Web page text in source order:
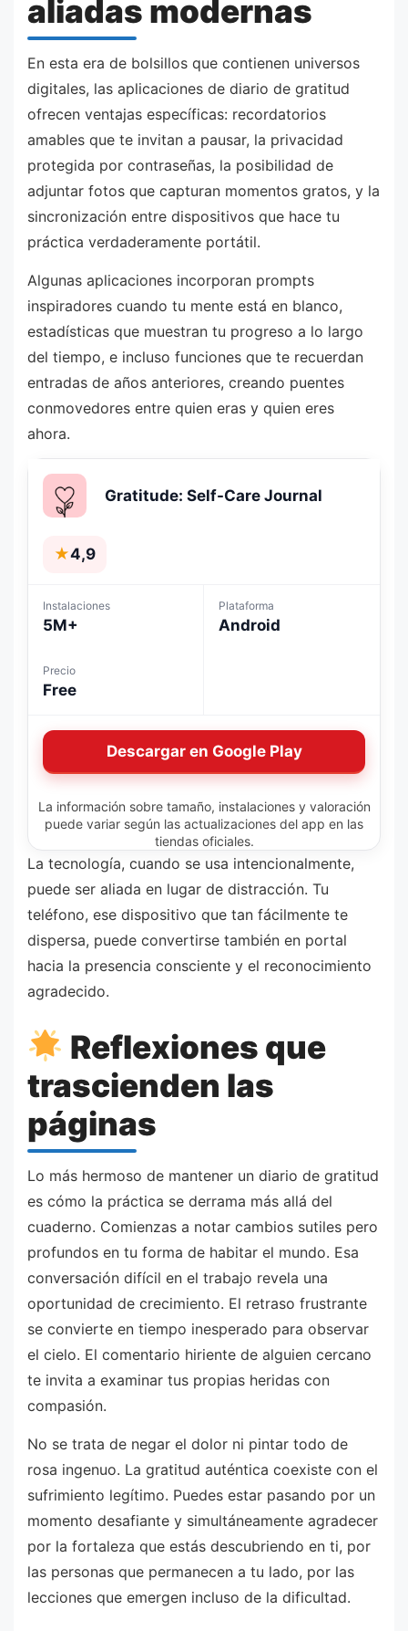
aliadas modernas
En esta era de bolsillos que contienen universos
digitales, las aplicaciones de diario de gratitud
ofrecen ventajas específicas: recordatorios
amables que te invitan a pausar, la privacidad
protegida por contraseñas, la posibilidad de
adjuntar fotos que capturan momentos gratos, y la
sincronización entre dispositivos que hace tu
práctica verdaderamente portátil.
Algunas aplicaciones incorporan prompts
inspiradores cuando tu mente está en blanco,
estadísticas que muestran tu progreso a lo largo
del tiempo, e incluso funciones que te recuerdan
entradas de años anteriores, creando puentes
conmovedores entre quien eras y quien eres
ahora.
Gratitude: Self-Care Journal
★4,9
Instalaciones
5M+
Plataforma
Android
Precio
Free
Descargar en Google Play
La información sobre tamaño, instalaciones y valoración
puede variar según las actualizaciones del app en las
tiendas oficiales.
La tecnología, cuando se usa intencionalmente,
puede ser aliada en lugar de distracción. Tu
teléfono, ese dispositivo que tan fácilmente te
dispersa, puede convertirse también en portal
hacia la presencia consciente y el reconocimiento
agradecido.
Reflexiones que
trascienden las
páginas
Lo más hermoso de mantener un diario de gratitud
es cómo la práctica se derrama más allá del
cuaderno. Comienzas a notar cambios sutiles pero
profundos en tu forma de habitar el mundo. Esa
conversación difícil en el trabajo revela una
oportunidad de crecimiento. El retraso frustrante
se convierte en tiempo inesperado para observar
el cielo. El comentario hiriente de alguien cercano
te invita a examinar tus propias heridas con
compasión.
No se trata de negar el dolor ni pintar todo de
rosa ingenuo. La gratitud auténtica coexiste con el
sufrimiento legítimo. Puedes estar pasando por un
momento desafiante y simultáneamente agradecer
por la fortaleza que estás descubriendo en ti, por
las personas que permanecen a tu lado, por las
lecciones que emergen incluso de la dificultad.